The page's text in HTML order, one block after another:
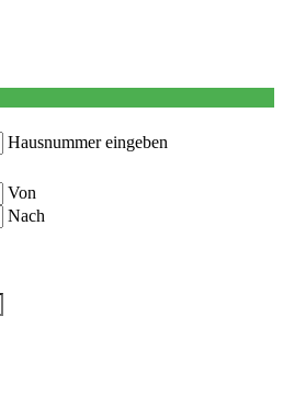
Hausnummer eingeben
Von
Nach